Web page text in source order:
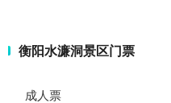
衡阳水濂洞景区门票
成人票